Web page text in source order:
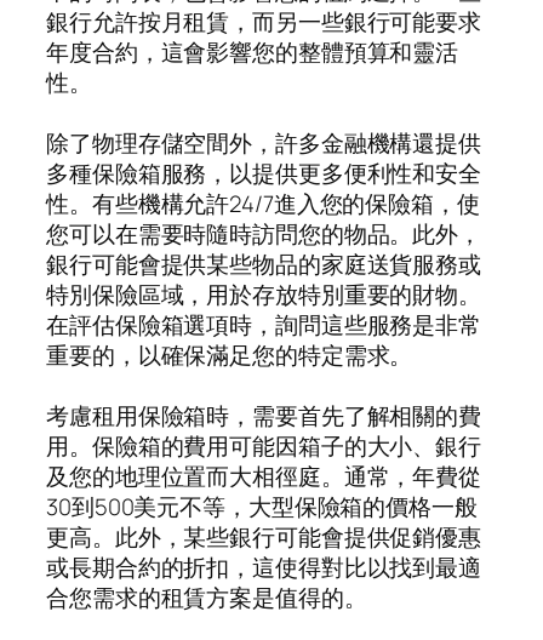
銀行允許按月租賃，而另一些銀行可能要求
年度合約，這會影響您的整體預算和靈活
性。
除了物理存儲空間外，許多金融機構還提供
多種保險箱服務，以提供更多便利性和安全
性。有些機構允許24/7進入您的保險箱，使
您可以在需要時隨時訪問您的物品。此外，
銀行可能會提供某些物品的家庭送貨服務或
特別保險區域，用於存放特別重要的財物。
在評估保險箱選項時，詢問這些服務是非常
重要的，以確保滿足您的特定需求。
考慮租用保險箱時，需要首先了解相關的費
用。保險箱的費用可能因箱子的大小、銀行
及您的地理位置而大相徑庭。通常，年費從
30到500美元不等，大型保險箱的價格一般
更高。此外，某些銀行可能會提供促銷優惠
或長期合約的折扣，這使得對比以找到最適
合您需求的租賃方案是值得的。